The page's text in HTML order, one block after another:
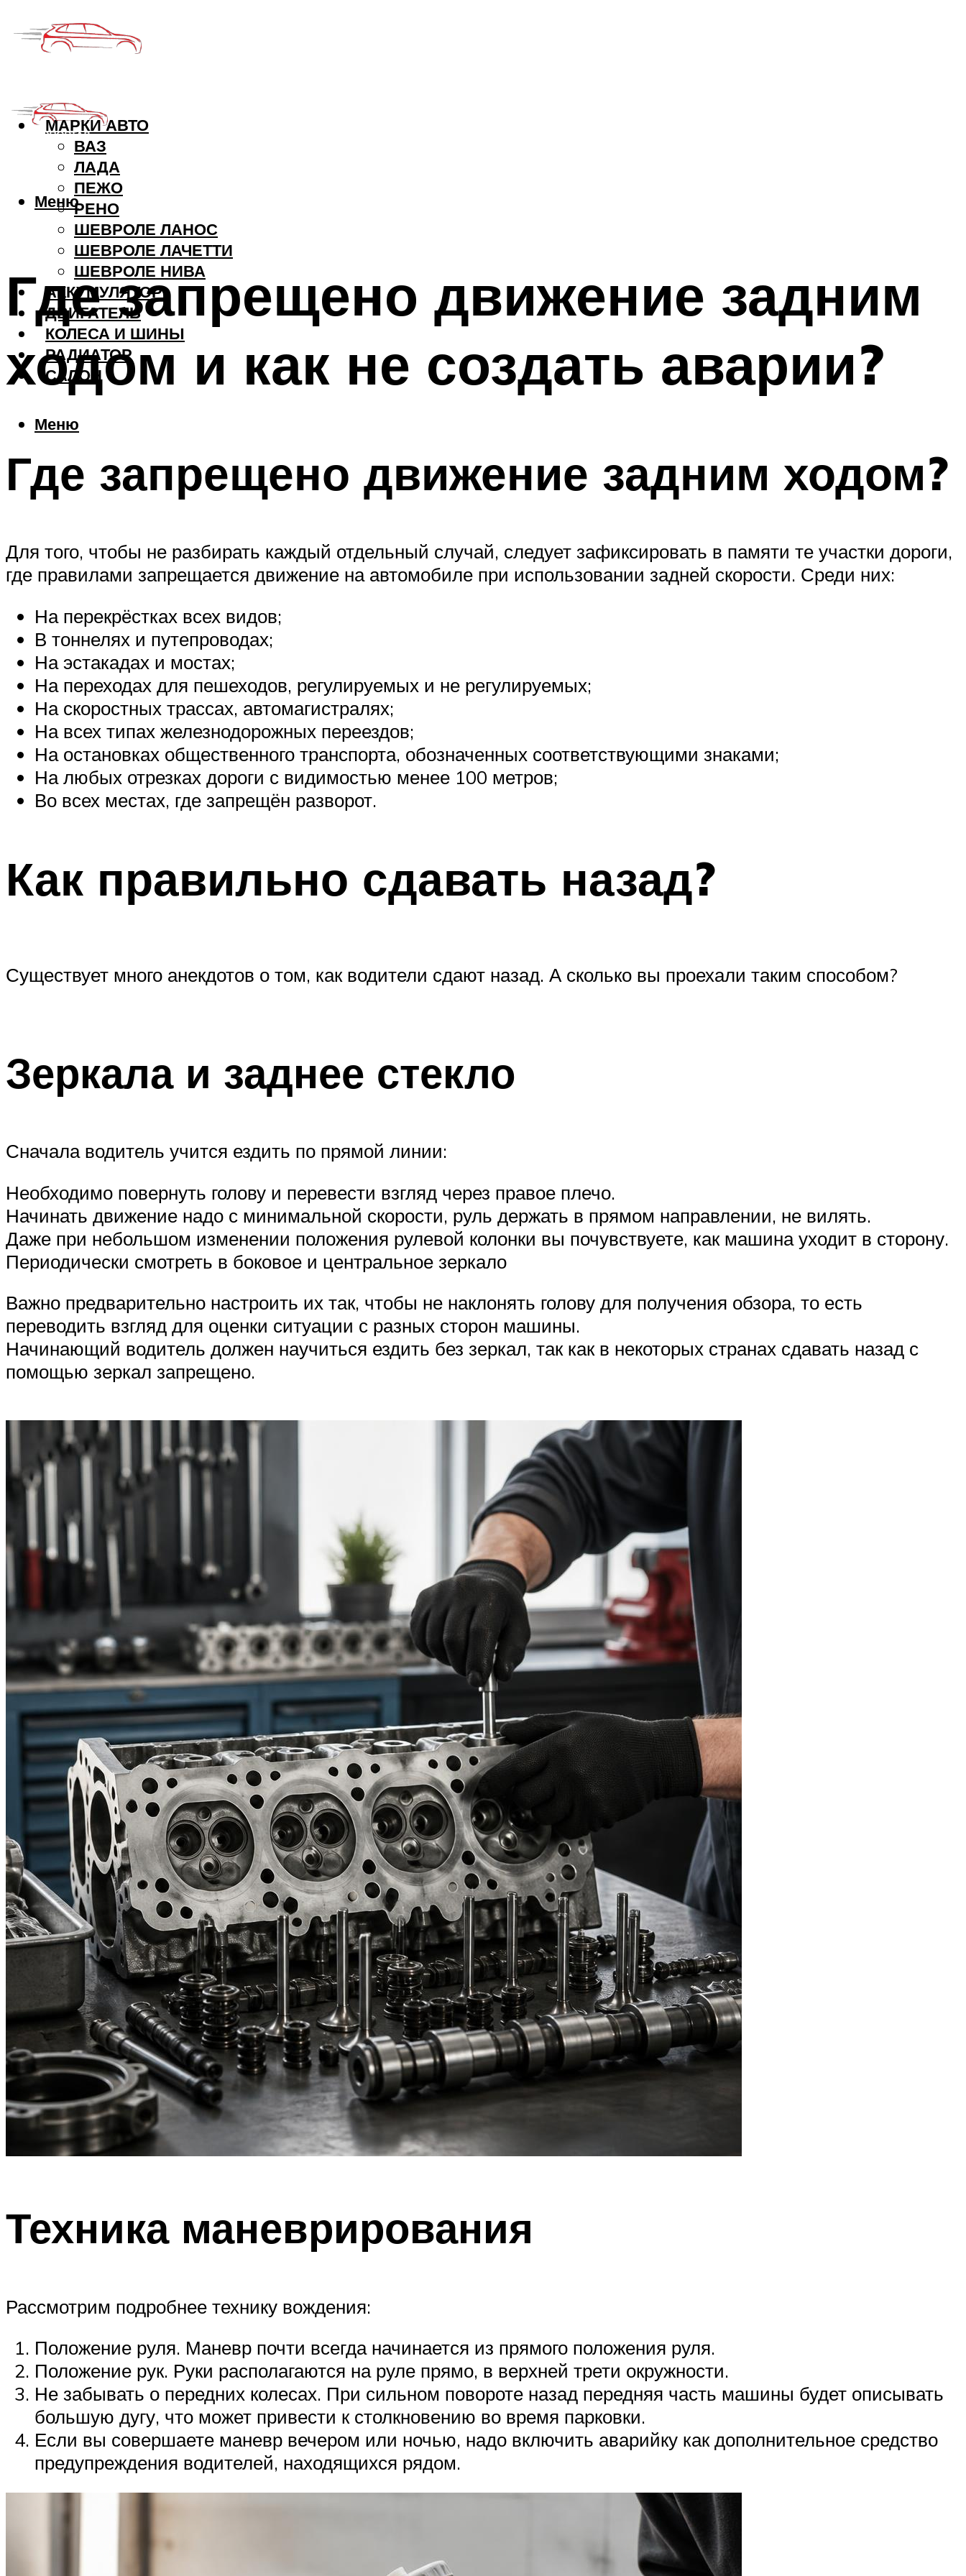
МАРКИ АВТО
ВАЗ
ЛАДА
ПЕЖО
РЕНО
ШЕВРОЛЕ ЛАНОС
ШЕВРОЛЕ ЛАЧЕТТИ
ШЕВРОЛЕ НИВА
АККУМУЛЯТОР
ДВИГАТЕЛЬ
КОЛЕСА И ШИНЫ
РАДИАТОР
САЛОН
Меню
Меню
Где запрещено движение задним
ходом и как не создать аварии?
Где запрещено движение задним ходом?
Для того, чтобы не разбирать каждый отдельный случай, следует зафиксировать в памяти те участки дороги,
где правилами запрещается движение на автомобиле при использовании задней скорости. Среди них:
На перекрёстках всех видов;
В тоннелях и путепроводах;
На эстакадах и мостах;
На переходах для пешеходов, регулируемых и не регулируемых;
На скоростных трассах, автомагистралях;
На всех типах железнодорожных переездов;
На остановках общественного транспорта, обозначенных соответствующими знаками;
На любых отрезках дороги с видимостью менее 100 метров;
Во всех местах, где запрещён разворот.
Как правильно сдавать назад?
Существует много анекдотов о том, как водители сдают назад. А сколько вы проехали таким способом?
Зеркала и заднее стекло
Сначала водитель учится ездить по прямой линии:
Необходимо повернуть голову и перевести взгляд через правое плечо.
Начинать движение надо с минимальной скорости, руль держать в прямом направлении, не вилять.
Даже при небольшом изменении положения рулевой колонки вы почувствуете, как машина уходит в сторону.
Периодически смотреть в боковое и центральное зеркало
Важно предварительно настроить их так, чтобы не наклонять голову для получения обзора, то есть
переводить взгляд для оценки ситуации с разных сторон машины.
Начинающий водитель должен научиться ездить без зеркал, так как в некоторых странах сдавать назад с
помощью зеркал запрещено.
Техника маневрирования
Рассмотрим подробнее технику вождения:
Положение руля. Маневр почти всегда начинается из прямого положения руля.
Положение рук. Руки располагаются на руле прямо, в верхней трети окружности.
Не забывать о передних колесах. При сильном повороте назад передняя часть машины будет описывать
большую дугу, что может привести к столкновению во время парковки.
Если вы совершаете маневр вечером или ночью, надо включить аварийку как дополнительное средство
предупреждения водителей, находящихся рядом.